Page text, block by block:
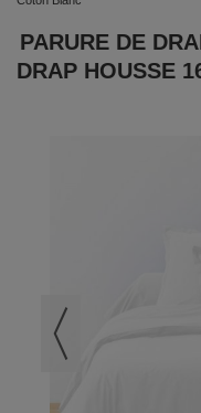
PARURE DE
DRAP HOUSSE